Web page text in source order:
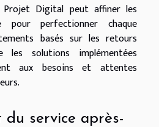
Digital peut affiner les
perfectionner chaque
basés sur les retours
les solutions implémentées
aux besoins et attentes
du service après-